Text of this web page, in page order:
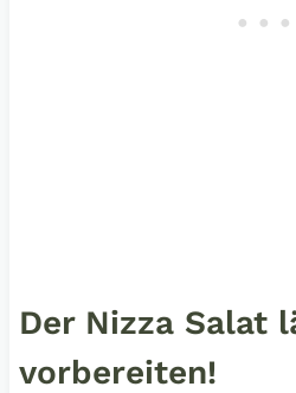
Der Nizza Salat
vorbereiten!